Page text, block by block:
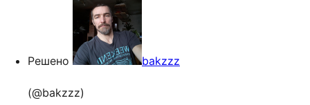
Решено bakzzz
(@bakzzz)